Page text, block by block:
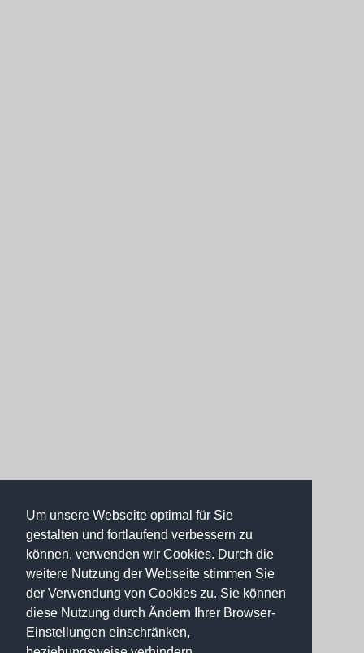
Um unsere Webseite optimal für Sie
gestalten und fortlaufend verbessern zu
können, verwenden wir Cookies. Durch die
weitere Nutzung der Webseite stimmen Sie
der Verwendung von Cookies zu. Sie können
diese Nutzung durch Ändern Ihrer Browser-
Einstellungen einschränken,